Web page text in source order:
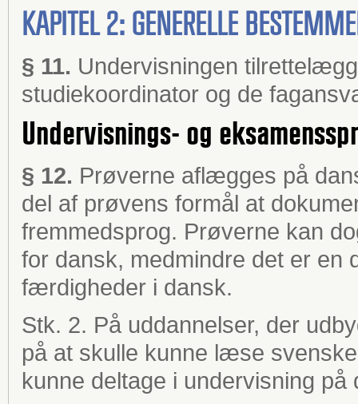
KAPITEL 2: GENERELLE
§ 11. Undervisningen
studiekoordinator og de
Undervisnings- og
§ 12. Prøverne aflægges på
del af prøvens formål at
fremmedsprog. Prøverne kan
for dansk, medmindre det er en
færdigheder i dansk.
Stk. 2. På uddannelser, der
på at skulle kunne læse
kunne deltage i undervisning på